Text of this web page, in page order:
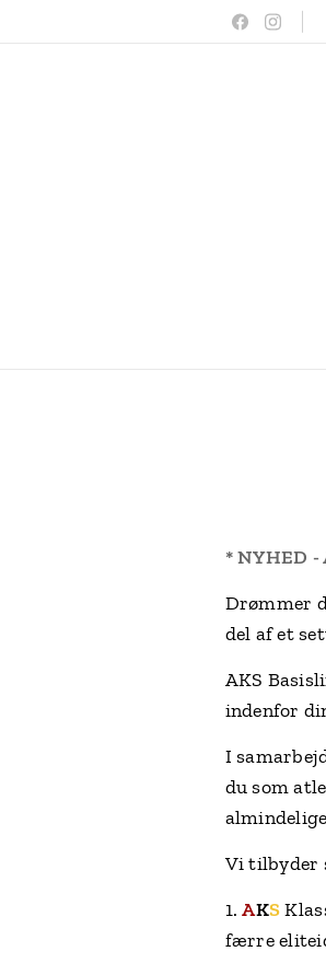
* NYHED -
Drømmer
del af et
AKS
indenfor
I
du som
Vi tilbyder
1.AKS
færre